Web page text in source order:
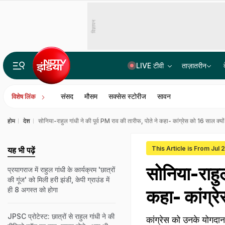
विज्ञापन
LIVE टीवी ताज़ातरीन
विशेष लिंक संसद मौसम सक्सेस स्टोरीज सावन
होम देश सोनिया-राहुल गांधी ने की पूर्व PM राव की तारीफ, पोते ने कहा- कांग्रेस को 16 साल
This Article is From Jul
सोनिया-
कहा-
कांग्रेस को उनके
यह भी पढ़ें
प्रयागराज में राहुल गांधी के कार्यक्रम 'छात्रों
की गूंज' को मिली हरी झंडी, केपी ग्राउंड में
ही 8 अगस्त को होगा
JPSC प्रोटेस्ट: छात्रों से राहुल गांधी ने की